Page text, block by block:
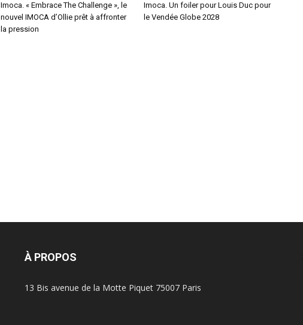
Imoca. « Embrace The Challenge », le
nouvel IMOCA d’Ollie prêt à affronter
la pression
Imoca. Un foiler pour Louis Duc pour
le Vendée Globe 2028
À PROPOS
13 Bis avenue de la Motte Piquet 75007 Paris